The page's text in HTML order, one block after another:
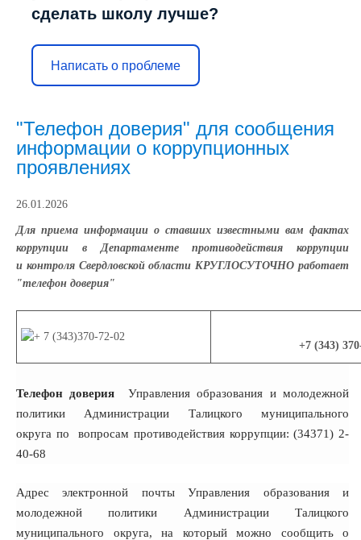
сделать школу лучше?
Написать о проблеме
"Телефон доверия" для сообщения
информации о коррупционных
проявлениях
26.01.2026
Для приема информации о ставших известными вам фактах
коррупции в Департаменте противодействия коррупции
и контроля Свердловской области КРУГЛОСУТОЧНО работает
"телефон доверия"
+7 (343) 370-
Телефон доверия Управления образования и молодежной
политики Администрации Талицкого муниципального
округа по вопросам противодействия коррупции: (34371) 2-
40-68
Адрес электронной почты Управления образования и
молодежной политики Администрации Талицкого
муниципального округа, на который можно сообщить о